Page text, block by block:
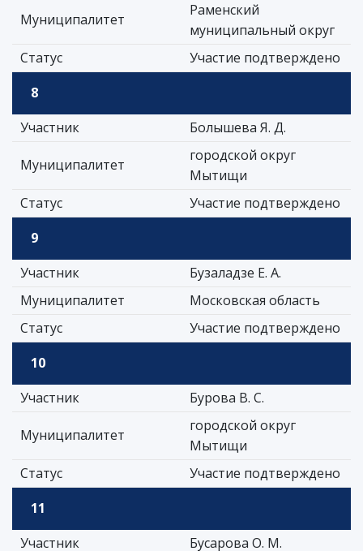
Муниципалитет
Раменский
муниципальный округ
Статус
Участие подтверждено
8
Участник
Болышева Я. Д.
Муниципалитет
городской округ
Мытищи
Статус
Участие подтверждено
9
Участник
Бузаладзе Е. А.
Муниципалитет
Московская область
Статус
Участие подтверждено
10
Участник
Бурова В. С.
Муниципалитет
городской округ
Мытищи
Статус
Участие подтверждено
11
Участник
Бусарова О. М.